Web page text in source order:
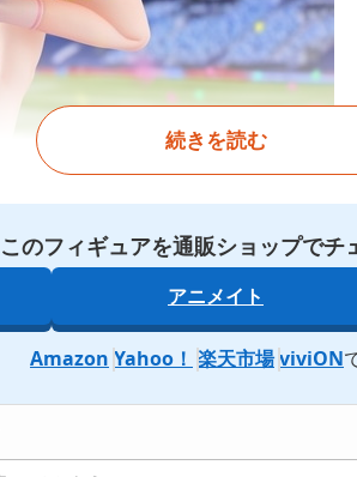
続きを読む
このフィギュアを通販ショップでチ
アニメイト
Amazon Yahoo！ 楽天市場 viviON